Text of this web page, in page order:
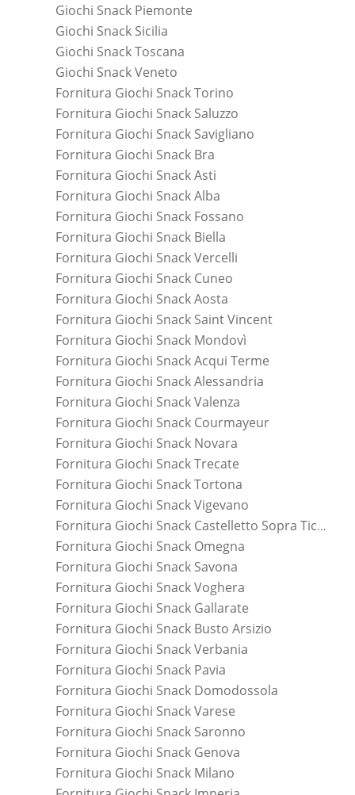
Giochi Snack Piemonte
Giochi Snack Sicilia
Giochi Snack Toscana
Giochi Snack Veneto
Fornitura Giochi Snack Torino
Fornitura Giochi Snack Saluzzo
Fornitura Giochi Snack Savigliano
Fornitura Giochi Snack Bra
Fornitura Giochi Snack Asti
Fornitura Giochi Snack Alba
Fornitura Giochi Snack Fossano
Fornitura Giochi Snack Biella
Fornitura Giochi Snack Vercelli
Fornitura Giochi Snack Cuneo
Fornitura Giochi Snack Aosta
Fornitura Giochi Snack Saint Vincent
Fornitura Giochi Snack Mondovì
Fornitura Giochi Snack Acqui Terme
Fornitura Giochi Snack Alessandria
Fornitura Giochi Snack Valenza
Fornitura Giochi Snack Courmayeur
Fornitura Giochi Snack Novara
Fornitura Giochi Snack Trecate
Fornitura Giochi Snack Tortona
Fornitura Giochi Snack Vigevano
Fornitura Giochi Snack Castelletto Sopra Ticino
Fornitura Giochi Snack Omegna
Fornitura Giochi Snack Savona
Fornitura Giochi Snack Voghera
Fornitura Giochi Snack Gallarate
Fornitura Giochi Snack Busto Arsizio
Fornitura Giochi Snack Verbania
Fornitura Giochi Snack Pavia
Fornitura Giochi Snack Domodossola
Fornitura Giochi Snack Varese
Fornitura Giochi Snack Saronno
Fornitura Giochi Snack Genova
Fornitura Giochi Snack Milano